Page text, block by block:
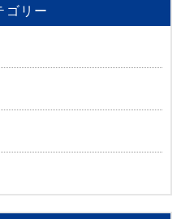
ゴリー